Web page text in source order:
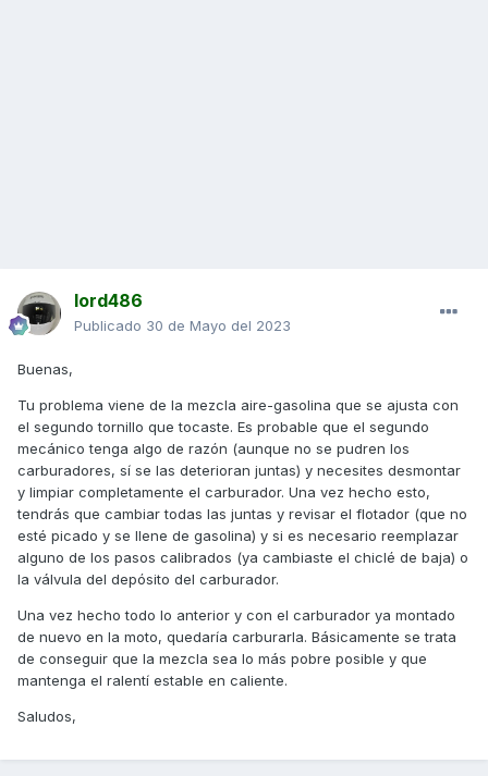
lord486
Publicado 30 de Mayo del 2023
Buenas,
Tu problema viene de la mezcla aire-gasolina que se ajusta con
el segundo tornillo que tocaste. Es probable que el segundo
mecánico tenga algo de razón (aunque no se pudren los
carburadores, sí se las deterioran juntas) y necesites desmontar
y limpiar completamente el carburador. Una vez hecho esto,
tendrás que cambiar todas las juntas y revisar el flotador (que no
esté picado y se llene de gasolina) y si es necesario reemplazar
alguno de los pasos calibrados (ya cambiaste el chiclé de baja) o
la válvula del depósito del carburador.
Una vez hecho todo lo anterior y con el carburador ya montado
de nuevo en la moto, quedaría carburarla. Básicamente se trata
de conseguir que la mezcla sea lo más pobre posible y que
mantenga el ralentí estable en caliente.
Saludos,